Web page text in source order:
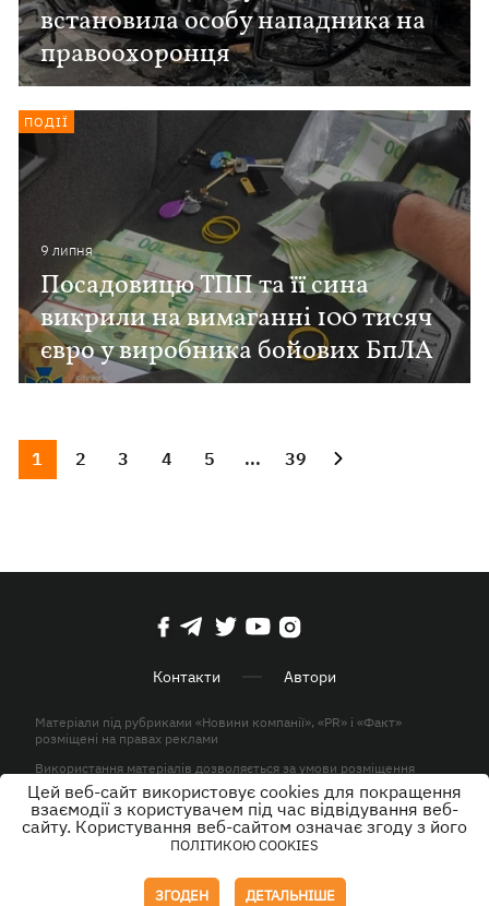
встановила особу нападника на
правоохоронця
9 липня
Посадовицю ТПП та її сина
викрили на вимаганні 100 тисяч
євро у виробника бойових БпЛА
ПОДІЇ
1 2 3 4 5 ... 39
Контакти Автори
Матеріали під рубриками «Новини компанії», «PR» і «Факт»
розміщені на правах реклами
Використання матеріалів дозволяється за умови розміщення
активного гіперпосилання на KP.UA в першому абзаці.
© ТОВ «ЮЛАВ МЕДІА» 2026. Всі права захищені.
Цей веб-сайт використовує cookies для покращення
взаємодії з користувачем під час відвідування веб-
сайту. Користування веб-сайтом означає згоду з його
ПОЛІТИКОЮ COOKIES
ЗГОДЕН ДЕТАЛЬНІШЕ